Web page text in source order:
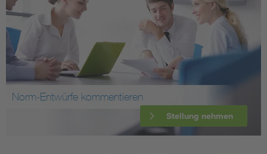
Norm-Entwürfe kommentieren
Stellung nehmen